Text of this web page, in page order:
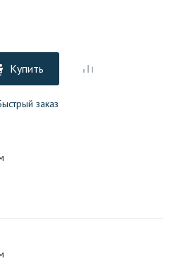
Купить
заказ